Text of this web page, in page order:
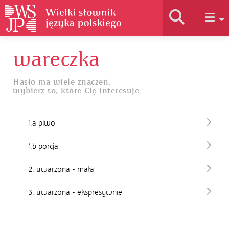
Historia słownika
Jak korzystać
wareczka
Hasło ma wiele znaczeń,
wybierz to, które Cię interesuje
1.a piwo
1.b porcja
2. uwarzona - mała
3. uwarzona - ekspresywnie